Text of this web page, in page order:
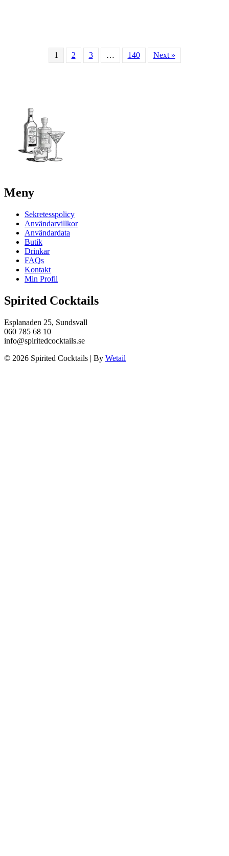
1 2 3 … 140 Next »
Meny
Sekretesspolicy
Användarvillkor
Användardata
Butik
Drinkar
FAQs
Kontakt
Min Profil
Spirited Cocktails
Esplanaden 25, Sundsvall
060 785 68 10
info@spiritedcocktails.se
© 2026 Spirited Cocktails | By Wetail